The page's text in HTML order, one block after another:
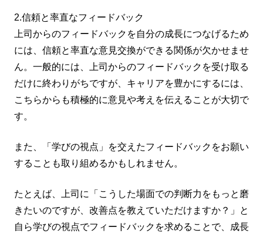
2.信頼と率直なフィードバック
上司からのフィードバックを自分の成長につなげるため
には、信頼と率直な意見交換ができる関係が欠かせませ
ん。一般的には、上司からのフィードバックを受け取る
だけに終わりがちですが、キャリアを豊かにするには、
こちらからも積極的に意見や考えを伝えることが大切で
す。
また、「学びの視点」を交えたフィードバックをお願い
することも取り組めるかもしれません。
たとえば、上司に「こうした場面での判断力をもっと磨
きたいのですが、改善点を教えていただけますか？」と
自ら学びの視点でフィードバックを求めることで、成長